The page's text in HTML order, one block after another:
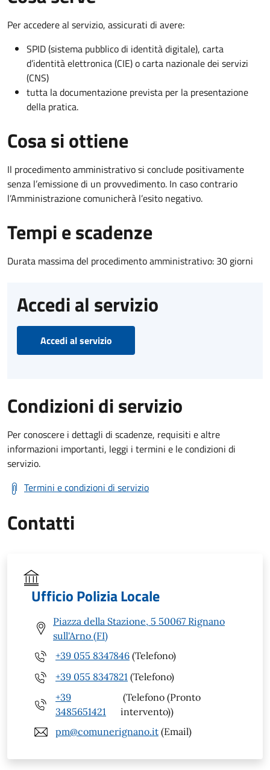
Per accedere al servizio, assicurati di avere:
SPID (sistema pubblico di identità digitale), carta
d’identità elettronica (CIE) o carta nazionale dei servizi
(CNS)
tutta la documentazione prevista per la presentazione
della pratica.
Cosa si ottiene
Il procedimento amministrativo si conclude positivamente
senza l’emissione di un provvedimento. In caso contrario
l’Amministrazione comunicherà l’esito negativo.
Tempi e scadenze
Durata massima del procedimento amministrativo: 30 giorni
Accedi al servizio
Accedi al servizio
Condizioni di servizio
Per conoscere i dettagli di scadenze, requisiti e altre
informazioni importanti, leggi i termini e le condizioni di
servizio.
Termini e condizioni di servizio
Contatti
Ufficio Polizia Locale
Piazza della Stazione, 5 50067 Rignano
sull'Arno (FI)
+39 055 8347846 (Telefono)
+39 055 8347821 (Telefono)
+39
3485651421
(Telefono (Pronto
intervento))
pm@comunerignano.it (Email)